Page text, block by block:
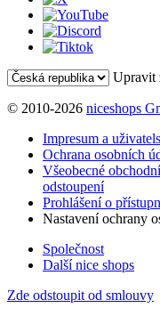
Upravit
© 2010-2026 niceshops
Impresum a
Ochrana osobních
Všeobecné
odstoupení
Prohlášení o
Nastavení ochrany
Společnost
Další nice shops
Zde odstoupit od smlouvy